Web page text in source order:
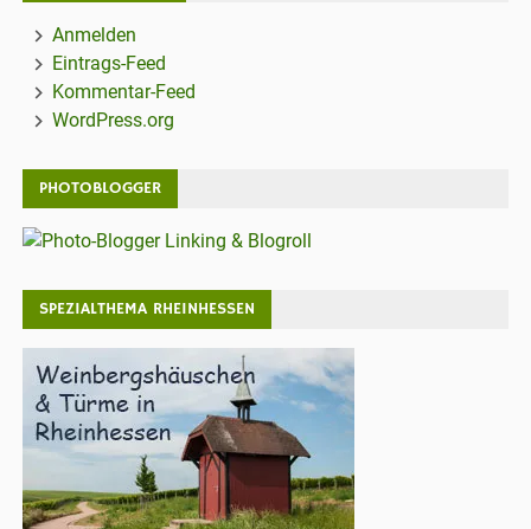
Anmelden
Eintrags-Feed
Kommentar-Feed
WordPress.org
PHOTOBLOGGER
SPEZIALTHEMA RHEINHESSEN